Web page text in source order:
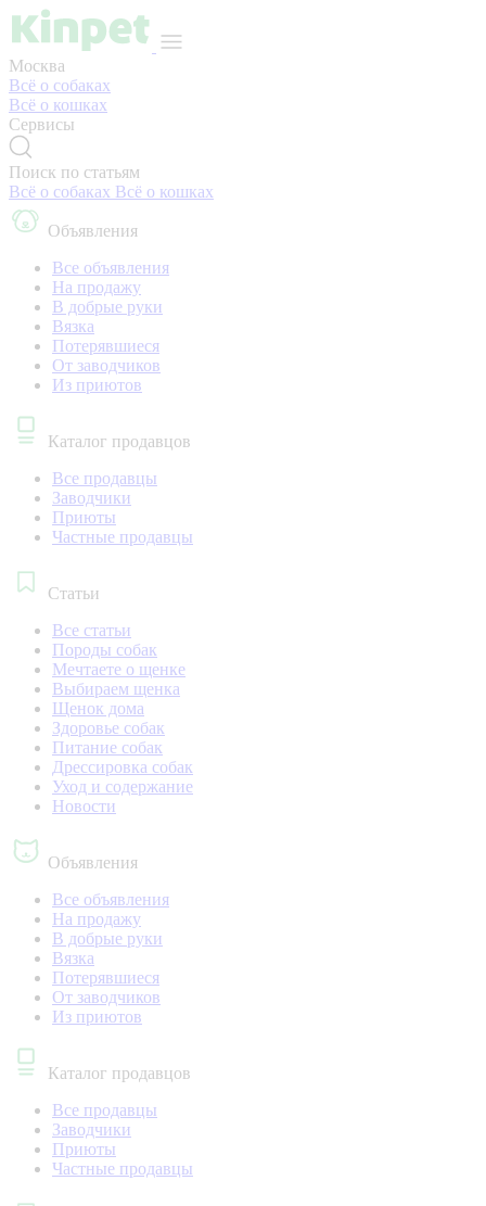
Москва
Всё о собаках
Всё о кошках
Сервисы
Поиск по статьям
Всё о собаках Всё о кошках
Объявления
Все объявления
На продажу
В добрые руки
Вязка
Потерявшиеся
От заводчиков
Из приютов
Каталог продавцов
Все продавцы
Заводчики
Приюты
Частные продавцы
Статьи
Все статьи
Породы собак
Мечтаете о щенке
Выбираем щенка
Щенок дома
Здоровье собак
Питание собак
Дрессировка собак
Уход и содержание
Новости
Объявления
Все объявления
На продажу
В добрые руки
Вязка
Потерявшиеся
От заводчиков
Из приютов
Каталог продавцов
Все продавцы
Заводчики
Приюты
Частные продавцы